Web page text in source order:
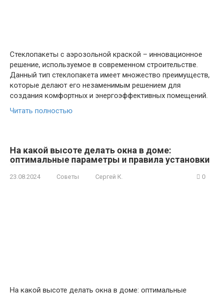
Стеклопакеты с аэрозольной краской – инновационное
решение, используемое в современном строительстве.
Данный тип стеклопакета имеет множество преимуществ,
которые делают его незаменимым решением для
создания комфортных и энергоэффективных помещений.
Читать полностью
На какой высоте делать окна в доме:
оптимальные параметры и правила установки
23.08.2024 Советы Сергей К. 0
На какой высоте делать окна в доме: оптимальные